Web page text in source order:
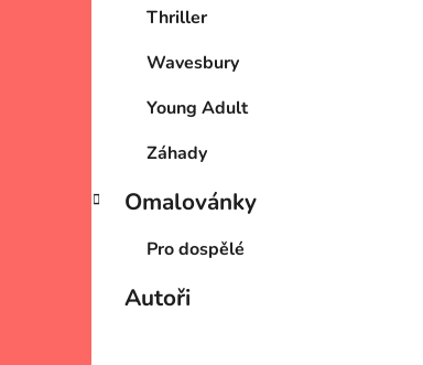
Thriller
Wavesbury
Young Adult
Záhady
Omalovánky
Pro dospělé
Autoři